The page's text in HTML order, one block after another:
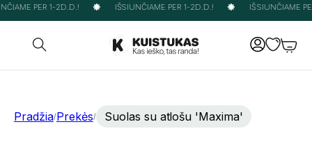
PER 1-2D.D.! IŠSIUNČIAME PER 1-2D.D.! IŠSIUNČIAME
Pradžia/Prekės/ Suolas su atlošu 'Maxima'